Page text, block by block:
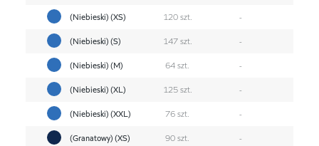
(Niebieski) (XS) 120 szt.
-
(Niebieski) (S)
147 szt.
-
(Niebieski) (M)
64 szt.
-
(Niebieski) (XL)
125 szt.
-
(Niebieski) (XXL)
76 szt.
-
(Granatowy) (XS)
90 szt. -